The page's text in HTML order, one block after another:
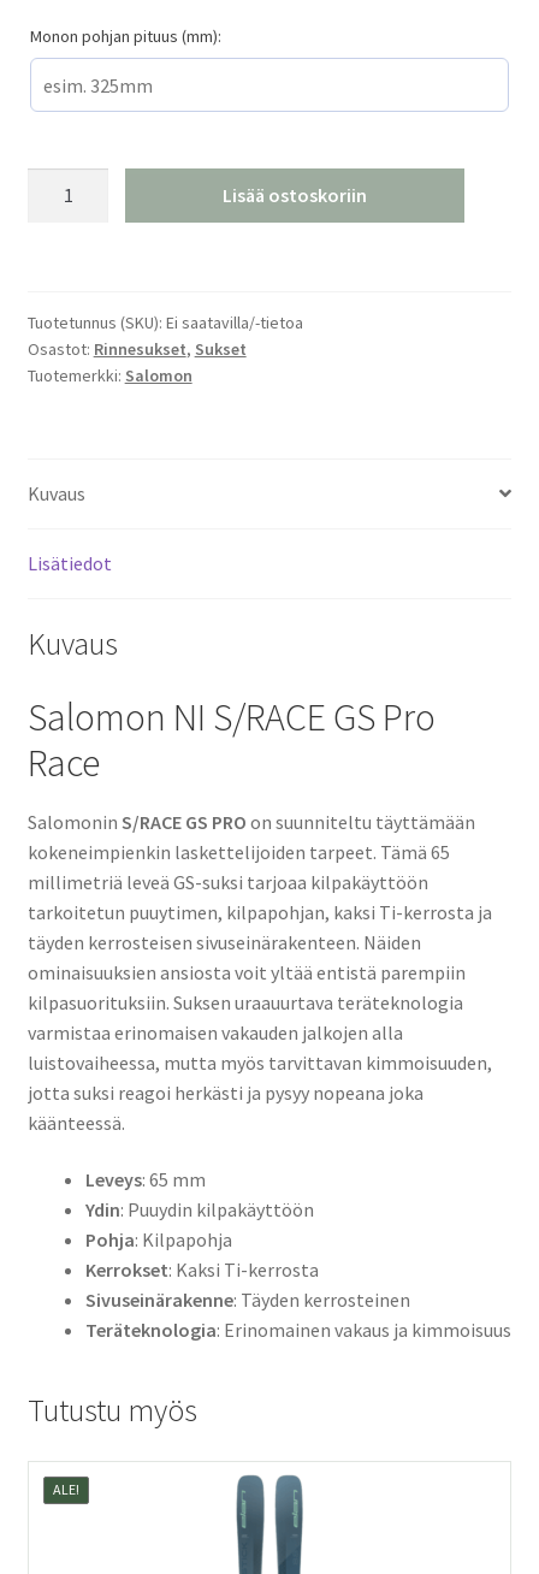
Monon pohjan pituus (mm):
Race
määrä
Lisää ostoskoriin
Tuotetunnus (SKU): Ei saatavilla/-tietoa
Osastot: Rinnesukset, Sukset
Tuotemerkki: Salomon
Kuvaus
Lisätiedot
Kuvaus
Salomon NI S/RACE GS Pro
Race
Salomonin S/RACE GS PRO on suunniteltu täyttämään
kokeneimpienkin laskettelijoiden tarpeet. Tämä 65
millimetriä leveä GS-suksi tarjoaa kilpakäyttöön
tarkoitetun puuytimen, kilpapohjan, kaksi Ti-kerrosta ja
täyden kerrosteisen sivuseinärakenteen. Näiden
ominaisuuksien ansiosta voit yltää entistä parempiin
kilpasuorituksiin. Suksen uraauurtava teräteknologia
varmistaa erinomaisen vakauden jalkojen alla
luistovaiheessa, mutta myös tarvittavan kimmoisuuden,
jotta suksi reagoi herkästi ja pysyy nopeana joka
käänteessä.
Leveys: 65 mm
Ydin: Puuydin kilpakäyttöön
Pohja: Kilpapohja
Kerrokset: Kaksi Ti-kerrosta
Sivuseinärakenne: Täyden kerrosteinen
Teräteknologia: Erinomainen vakaus ja kimmoisuus
Tutustu myös
ALE!